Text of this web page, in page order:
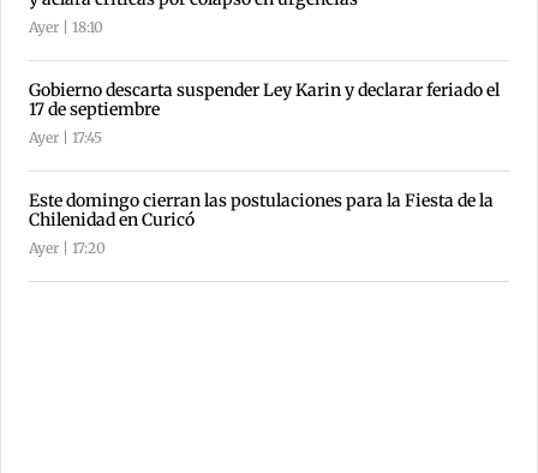
Ayer | 18:10
Gobierno descarta suspender Ley Karin y declarar feriado el
17 de septiembre
Ayer | 17:45
Este domingo cierran las postulaciones para la Fiesta de la
Chilenidad en Curicó
Ayer | 17:20